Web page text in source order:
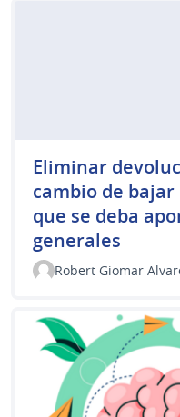
Eliminar
cambio de
que se deba
generales
Robert Giomar